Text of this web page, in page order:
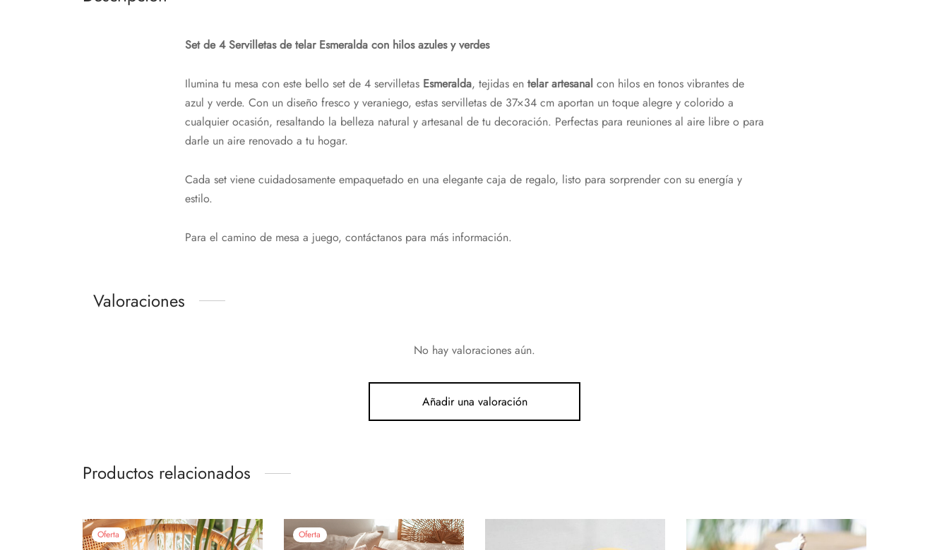
Set de 4 Servilletas de telar Esmeralda con hilos azules y verdes
Ilumina tu mesa con este bello set de 4 servilletas Esmeralda, tejidas en telar artesanal con hilos en tonos vibrantes de
azul y verde. Con un diseño fresco y veraniego, estas servilletas de 37×34 cm aportan un toque alegre y colorido a
cualquier ocasión, resaltando la belleza natural y artesanal de tu decoración. Perfectas para reuniones al aire libre o para
darle un aire renovado a tu hogar.
Cada set viene cuidadosamente empaquetado en una elegante caja de regalo, listo para sorprender con su energía y
estilo.
Para el camino de mesa a juego, contáctanos para más información.
Valoraciones
No hay valoraciones aún.
Añadir una valoración
Productos relacionados
Oferta Oferta